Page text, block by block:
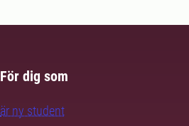
För dig som
är ny student